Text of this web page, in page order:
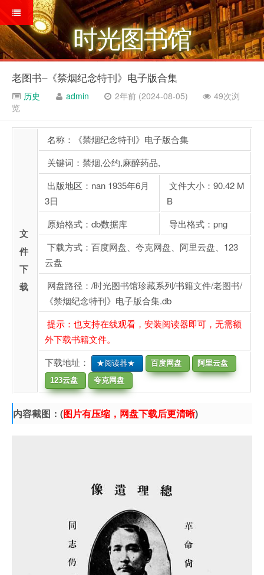
时光图书馆
老图书–《禁烟纪念特刊》电子版合集
历史 admin 2年前 (2024-08-05)
49次浏
览
文
件
下
载
名称：《禁烟纪念特刊》电子版合集
关键词：禁烟,公约,麻醉药品,
出版地区：nan 1935年6月
3日
文件大小：90.42 M
B
原始格式：db数据库
导出格式：png
下载方式：百度网盘、夸克网盘、阿里云盘、123
云盘
网盘路径：/时光图书馆珍藏系列/书籍文件/老图书/
《禁烟纪念特刊》电子版合集.db
提示：也支持在线观看，安装阅读器即可，无需额
外下载书籍文件。
下载地址：
★阅读器★ 百度网盘
阿里云盘
123云盘
夸克网盘
内容截图：(图片有压缩，网盘下载后更清晰)